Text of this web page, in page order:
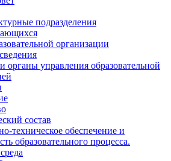
подразделения
организации
органы управления образовательной
состав
техническое обеспечение и
образовательного процесса.